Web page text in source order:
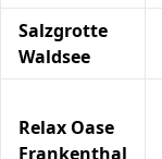
Salzgrotte
Waldsee
Relax Oase
Frankenthal